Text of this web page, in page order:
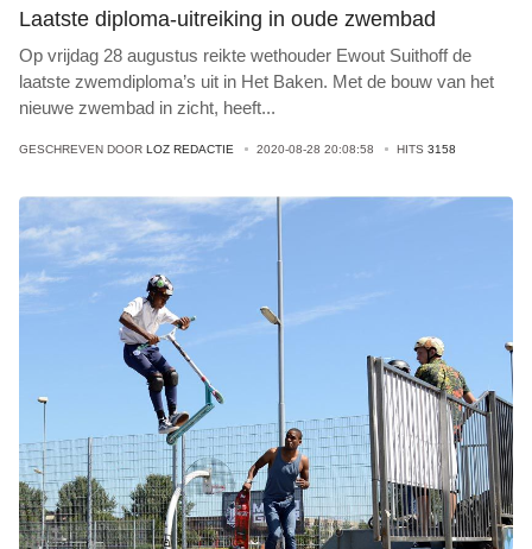
Laatste diploma-uitreiking in oude zwembad
Op vrijdag 28 augustus reikte wethouder Ewout Suithoff de
laatste zwemdiploma’s uit in Het Baken. Met de bouw van het
nieuwe zwembad in zicht, heeft...
GESCHREVEN DOOR LOZ REDACTIE 2020-08-28 20:08:58 HITS 3158